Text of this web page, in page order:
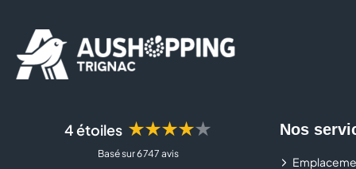
4 étoiles ★★★★★
Basé sur 6 747 avis
Nos